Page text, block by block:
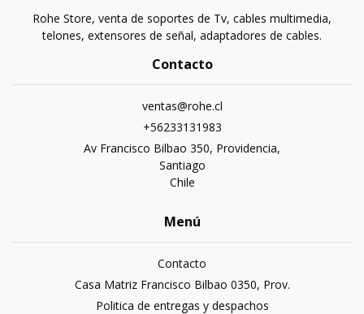
Rohe Store, venta de soportes de Tv, cables multimedia,
telones, extensores de señal, adaptadores de cables.
Contacto
ventas@rohe.cl
+56233131983
Av Francisco Bilbao 350, Providencia,
Santiago
Chile
Menú
Contacto
Casa Matriz Francisco Bilbao 0350, Prov.
Politica de entregas y despachos